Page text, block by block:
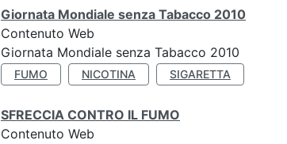
Giornata Mondiale senza Tabacco 2010
Contenuto Web
Giornata Mondiale senza Tabacco 2010
FUMO NICOTINA SIGARETTA
SFRECCIA CONTRO IL FUMO
Contenuto Web